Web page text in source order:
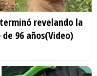
revelando la
96 años(Video)